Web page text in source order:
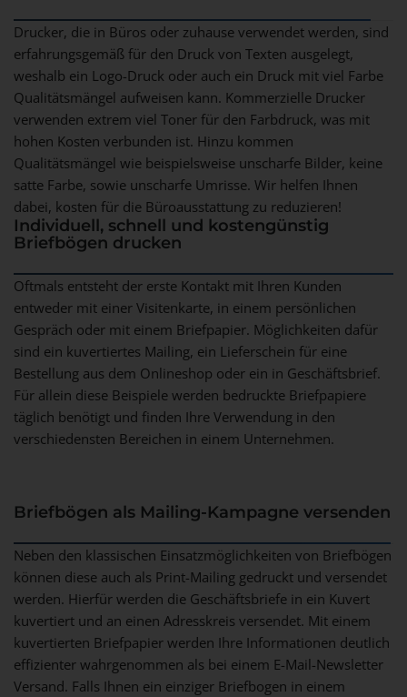
Drucker, die in Büros oder zuhause verwendet werden, sind
erfahrungsgemäß für den Druck von Texten ausgelegt,
weshalb ein Logo-Druck oder auch ein Druck mit viel Farbe
Qualitätsmängel aufweisen kann. Kommerzielle Drucker
verwenden extrem viel Toner für den Farbdruck, was mit
hohen Kosten verbunden ist. Hinzu kommen
Qualitätsmängel wie beispielsweise unscharfe Bilder, keine
satte Farbe, sowie unscharfe Umrisse. Wir helfen Ihnen
dabei, kosten für die Büroausstattung zu reduzieren!
Individuell, schnell und kostengünstig
Briefbögen drucken
Oftmals entsteht der erste Kontakt mit Ihren Kunden
entweder mit einer Visitenkarte, in einem persönlichen
Gespräch oder mit einem Briefpapier. Möglichkeiten dafür
sind ein kuvertiertes Mailing, ein Lieferschein für eine
Bestellung aus dem Onlineshop oder ein in Geschäftsbrief.
Für allein diese Beispiele werden bedruckte Briefpapiere
täglich benötigt und finden Ihre Verwendung in den
verschiedensten Bereichen in einem Unternehmen.
Briefbögen als Mailing-Kampagne versenden
Neben den klassischen Einsatzmöglichkeiten von Briefbögen
können diese auch als Print-Mailing gedruckt und versendet
werden. Hierfür werden die Geschäftsbriefe in ein Kuvert
kuvertiert und an einen Adresskreis versendet. Mit einem
kuvertierten Briefpapier werden Ihre Informationen deutlich
effizienter wahrgenommen als bei einem E-Mail-Newsletter
Versand. Falls Ihnen ein einziger Briefbogen in einem